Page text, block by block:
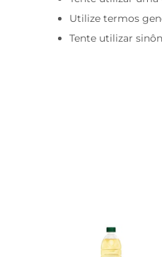
Utilize termos
Tente utilizar